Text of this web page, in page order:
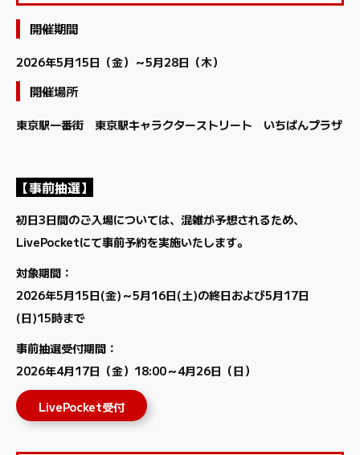
開催期間
2026年5月15日（金）～5月28日（木）
開催場所
東京駅一番街 東京駅キャラクターストリート いちばんプラザ
【事前抽選】
初日3日間のご入場については、混雑が予想されるため、
LivePocketにて事前予約を実施いたします。
対象期間：
2026年5月15日(金)～5月16日(土)の終日および5月17日
(日)15時まで
事前抽選受付期間：
2026年4月17日（金）18:00～4月26日（日）
LivePocket受付